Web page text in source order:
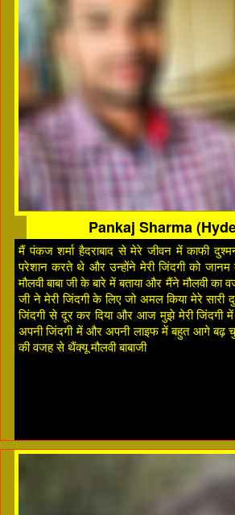
Pankaj Sharma
मैं पंकज शर्मा हैदराबाद से मेरे जीवन में काफी
परेशान करते थे और उन्होंने मेरी जिंदगी को जानम
मौलवी बाबा जी के बारे में बताया और मैंने मौलवी का
जी ने मेरी जिंदगी के लिए जो अमल किया मेरे सारी
जिंदगी से दूर कर दिया और आज मुझे मेरी
अपनी जिंदगी में और अपनी लाइफ में बहुत आगे बढ़
की वजह से थैंक्यू मौलवी बाबाजी